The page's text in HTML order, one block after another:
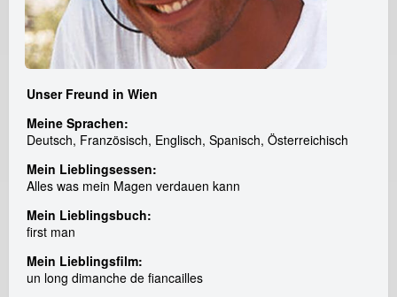
Unser Freund in Wien
Meine Sprachen:
Deutsch, Französisch, Englisch, Spanisch, Österreichisch
Mein Lieblingsessen:
Alles was mein Magen verdauen kann
Mein Lieblingsbuch:
first man
Mein Lieblingsfilm:
un long dimanche de fiancailles